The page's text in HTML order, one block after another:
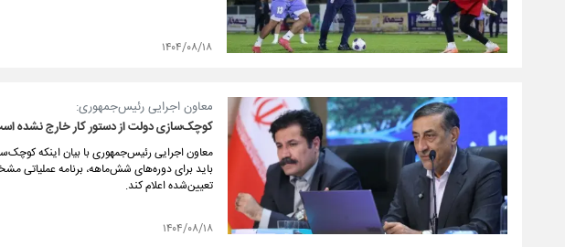
۱۴۰۴/۰۸/۱۸
معاون اجرایی رئیس‌جمهوری:
کوچک‌سازی دولت از دستور کار خارج نشده
معاون اجرایی رئیس‌جمهوری با بیان اینکه
باید برای دوره‌های شش‌ماهه، برنامه
تعیین‌شده اعلام کند.
۱۴۰۴/۰۸/۱۸